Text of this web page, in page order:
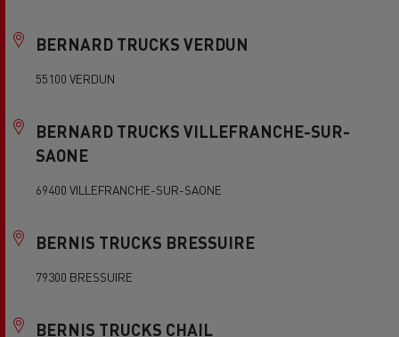
BERNARD TRUCKS VERDUN
55100 VERDUN
BERNARD TRUCKS VILLEFRANCHE-SUR-
SAONE
69400 VILLEFRANCHE-SUR-SAONE
BERNIS TRUCKS BRESSUIRE
79300 BRESSUIRE
BERNIS TRUCKS CHAIL